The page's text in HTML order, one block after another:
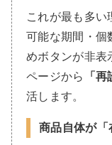
これが最も多い
可能な期間・個
めボタンが非表
ページから
「
活します。
商品自体が「